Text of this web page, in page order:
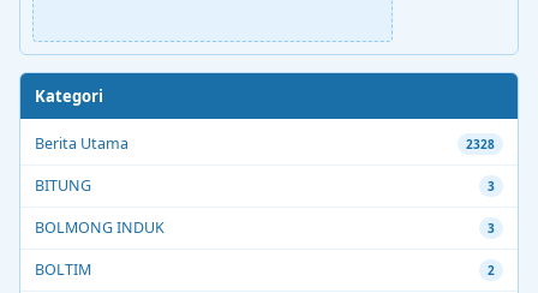
Kategori
Berita Utama 2328
BITUNG 3
BOLMONG INDUK 3
BOLTIM 2